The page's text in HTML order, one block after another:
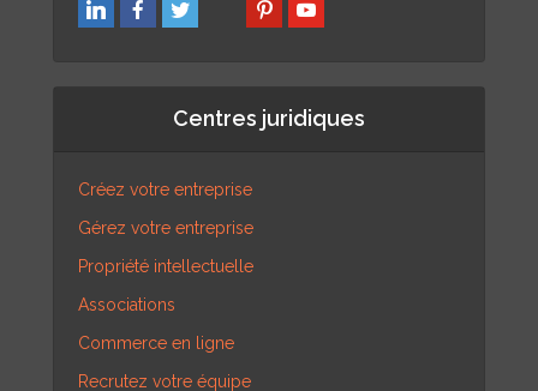
Centres juridiques
Créez votre entreprise
Gérez votre entreprise
Propriété intellectuelle
Associations
Commerce en ligne
Recrutez votre équipe